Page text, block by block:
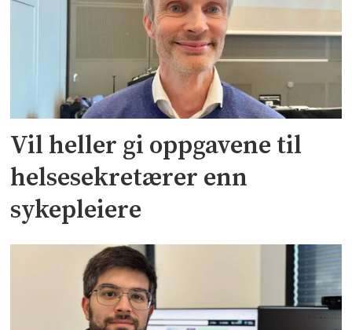
Vil heller gi oppgavene til
helsesekretærer enn
sykepleiere